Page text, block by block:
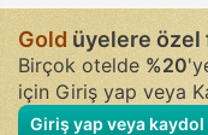
Goldüyelere özel
Birçok otelde%20
için Giriş yap veya
Giriş yap veya kaydol